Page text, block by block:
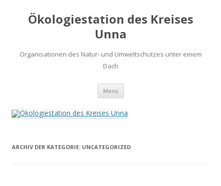
Ökologiestation des Kreises
Unna
Organisationen des Natur- und Umweltschutzes unter einem
Dach
Menü Zum
springen
ARCHIV DER KATEGORIE: UNCATEGORIZED